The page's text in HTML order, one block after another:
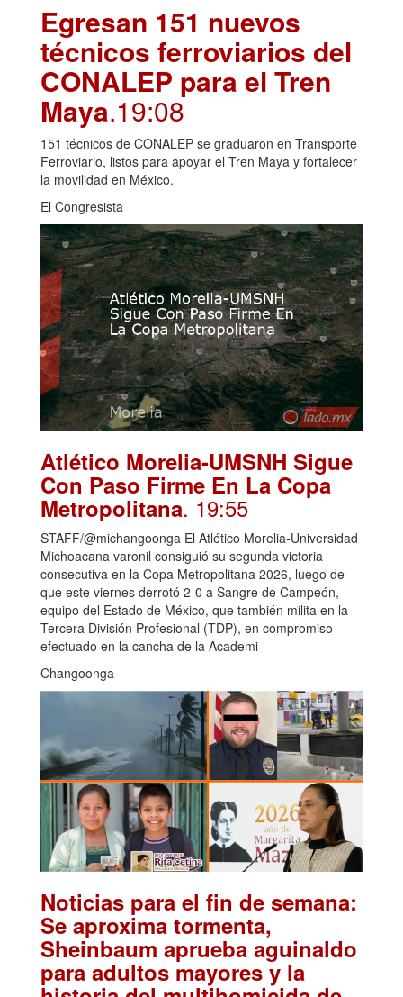
Egresan 151 nuevos
técnicos ferroviarios del
CONALEP para el Tren
Maya.19:08
151 técnicos de CONALEP se graduaron en Transporte
Ferroviario, listos para apoyar el Tren Maya y fortalecer
la movilidad en México.
El Congresista
Atlético Morelia-UMSNH Sigue
Con Paso Firme En La Copa
Metropolitana. 19:55
STAFF/@michangoonga El Atlético Morelia-Universidad
Michoacana varonil consiguió su segunda victoria
consecutiva en la Copa Metropolitana 2026, luego de
que este viernes derrotó 2-0 a Sangre de Campeón,
equipo del Estado de México, que también milita en la
Tercera División Profesional (TDP), en compromiso
efectuado en la cancha de la Academi
Changoonga
Noticias para el fin de semana:
Se aproxima tormenta,
Sheinbaum aprueba aguinaldo
para adultos mayores y la